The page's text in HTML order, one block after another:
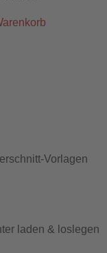
Vorlagen
laden & loslegen